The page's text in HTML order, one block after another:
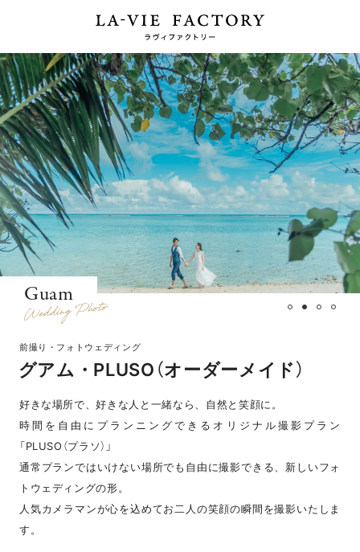
Guam
前撮り・フォトウェディング
グアム・PLUSO（オーダーメイド）
好きな場所で、好きな人と一緒なら、自然と笑顔に。
時間を自由にプランニングできるオリジナル撮影プラン
「PLUSO（プラソ）」
通常プランではいけない場所でも自由に撮影できる、新しいフォ
トウェディングの形。
人気カメラマンが心を込めてお二人の笑顔の瞬間を撮影いたしま
す。